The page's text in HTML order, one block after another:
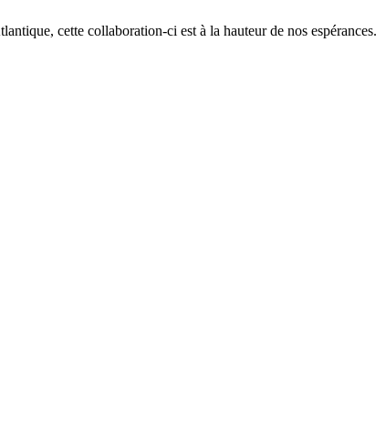
cette collaboration-ci est à la hauteur de nos espérances.